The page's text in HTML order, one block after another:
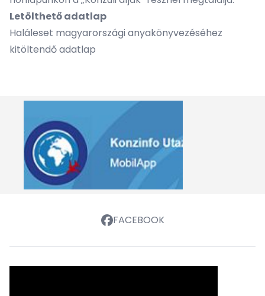
Letölthető adatlap
Haláleset magyarországi anyakönyvezéséhez
kitöltendő adatlap
FACEBOOK